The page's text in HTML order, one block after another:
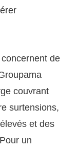
concernent de
couvrant
surtensions,
et des
un